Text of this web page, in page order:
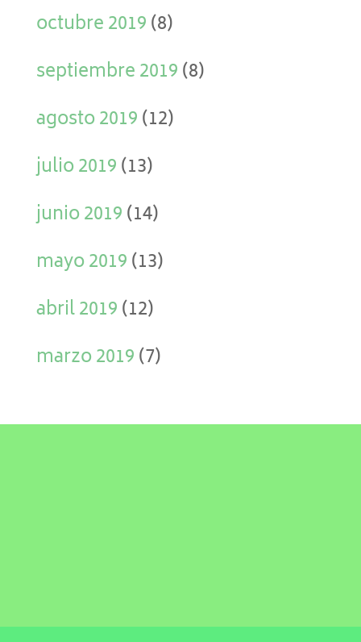
octubre 2019(8)
septiembre 2019(8)
agosto 2019(12)
julio 2019(13)
junio 2019(14)
mayo 2019(13)
abril 2019(12)
marzo 2019(7)